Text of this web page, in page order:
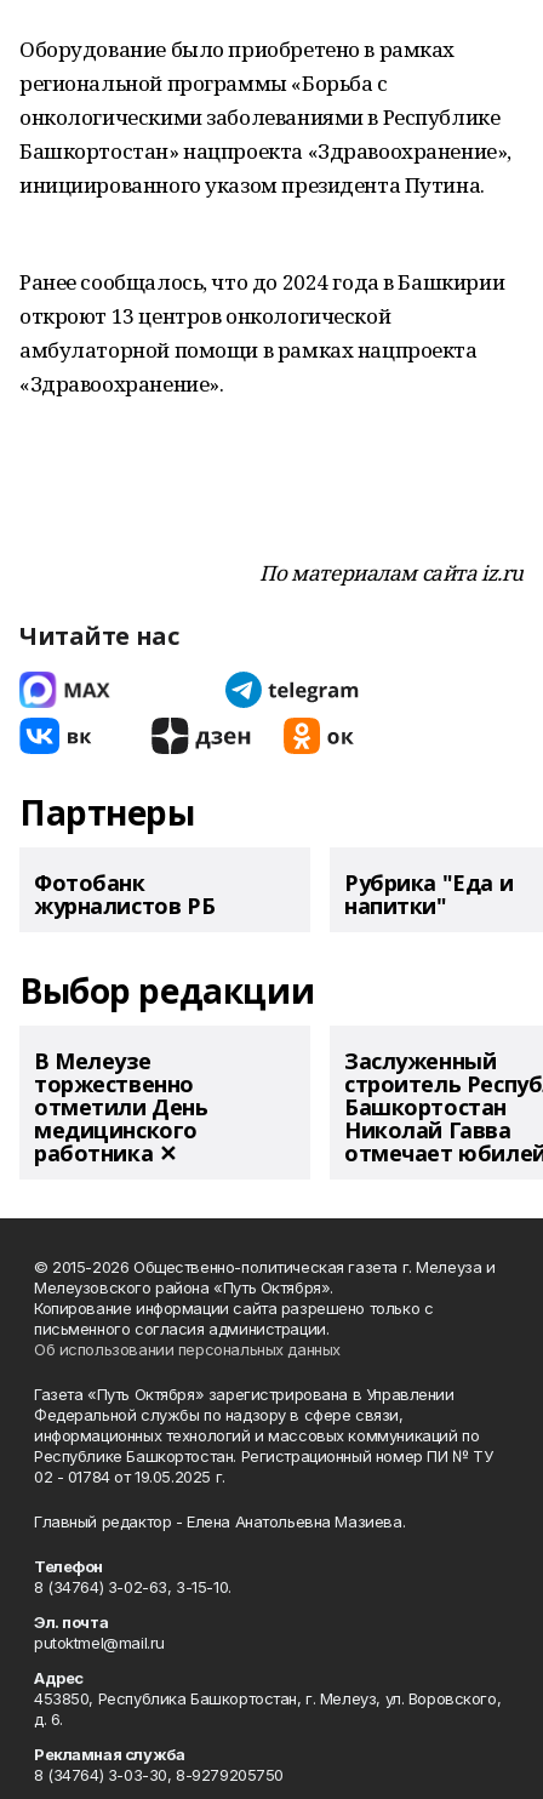
Оборудование было приобретено в рамках
региональной программы «Борьба с
онкологическими заболеваниями в Республике
Башкортостан» нацпроекта «Здравоохранение»,
инициированного указом президента Путина.
Ранее сообщалось, что до 2024 года в Башкирии
откроют 13 центров онкологической
амбулаторной помощи в рамках нацпроекта
«Здравоохранение».
По материалам сайта iz.ru
Читайте нас
Партнеры
Фотобанк
журналистов РБ
Рубрика "Еда и
напитки"
Выбор редакции
В Мелеузе
торжественно
отметили День
медицинского
работника ✕
Заслуженный
строитель
Башкортостан
Николай Гавва
отмечает
© 2015-2026 Общественно-политическая газета г. Мелеуза и
Мелеузовского района «Путь Октября».
Копирование информации сайта разрешено только с
письменного согласия администрации.
Об использовании персональных данных
Газета «Путь Октября» зарегистрирована в Управлении
Федеральной службы по надзору в сфере связи,
информационных технологий и массовых коммуникаций по
Республике Башкортостан. Регистрационный номер ПИ № ТУ
02 - 01784 от 19.05.2025 г.
Главный редактор - Елена Анатольевна Мазиева.
Телефон
8 (34764) 3-02-63, 3-15-10.
Эл. почта
putoktmel@mail.ru
Адрес
453850, Республика Башкортостан, г. Мелеуз, ул. Воровского,
д. 6.
Рекламная служба
8 (34764) 3-03-30, 8-9279205750